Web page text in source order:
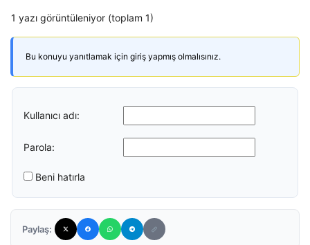
1 yazı görüntüleniyor (toplam 1)
Bu konuyu yanıtlamak için giriş yapmış olmalısınız.
Kullanıcı adı:
Parola:
Beni hatırla
Paylaş: